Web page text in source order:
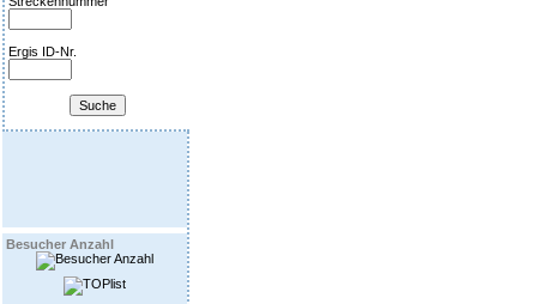
Ergis ID-Nr.
Besucher Anzahl